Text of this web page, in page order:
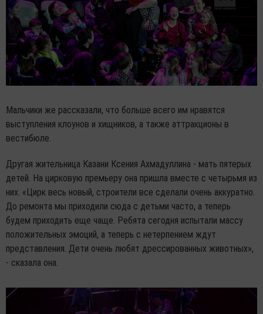
Мальчики же рассказали, что больше всего им нравятся
выступления клоунов и хищников, а также аттракционы в
вестибюле.
Другая жительница Казани Ксения Ахмадуллина - мать пятерых
детей. На цирковую премьеру она пришла вместе с четырьмя из
них. «Цирк весь новый, строители все сделали очень аккуратно.
До ремонта мы приходили сюда с детьми часто, а теперь
будем приходить еще чаще. Ребята сегодня испытали массу
положительных эмоций, а теперь с нетерпением ждут
представления. Дети очень любят дрессированных животных»,
- сказала она.